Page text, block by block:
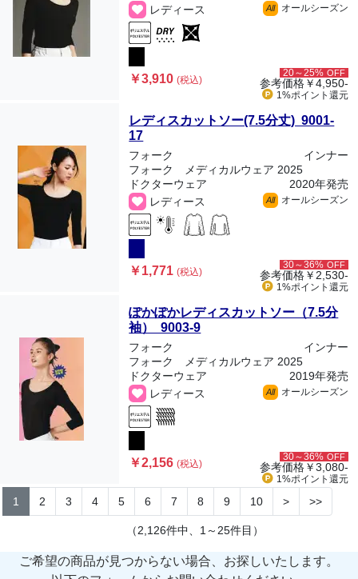
レディース
All オールシーズン
￥3,910(税込)
20～25% OFF
参考価格￥4,950-
1%ポイント 還元
レディスカットソー(7.5分丈) 9001-
17
フォーク
インナー
フォーク メディカルウェア 2025
ドクターウェア
2020年発売
レディース
All オールシーズン
￥1,771(税込)
30～36% OFF
参考価格￥2,530-
1%ポイント 還元
ぽかぽかレディスカットソー（7.5分
袖） 9003-9
フォーク
インナー
フォーク メディカルウェア 2025
ドクターウェア
2019年発売
レディース
All オールシーズン
￥2,156(税込)
30～36% OFF
参考価格￥3,080-
1%ポイント 還元
1 2 3 4 5 6 7 8 9 10 > >>
（2,126件中、1～25件目）
ご希望の商品が見つからない場合、お探しいたします。